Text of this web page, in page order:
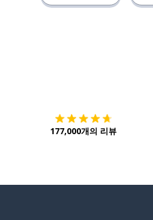
177,000개의 리뷰